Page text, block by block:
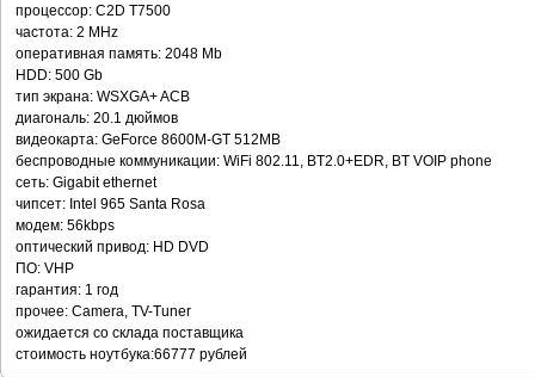
процессор: C2D T7500
частота: 2 MHz
оперативная память: 2048 Mb
HDD: 500 Gb
тип экрана: WSXGA+ ACB
диагональ: 20.1 дюймов
видеокарта: GeForce 8600M-GT 512MB
беспроводные коммуникации: WiFi 802.11, BT2.0+EDR, BT VOIP phone
сеть: Gigabit ethernet
чипсет: Intel 965 Santa Rosa
модем: 56kbps
оптический привод: HD DVD
ПО: VHP
гарантия: 1 год
прочее: Camera, TV-Tuner
ожидается со склада поставщика
стоимость ноутбука:66777 рублей